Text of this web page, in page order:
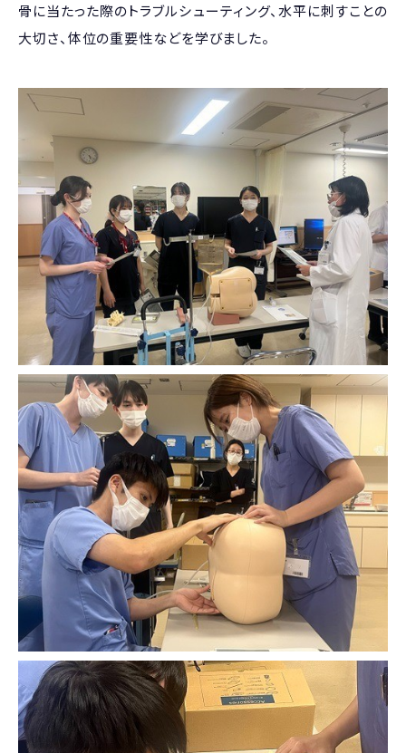
骨に当たった際のトラブルシューティング、水平に刺すことの
大切さ、体位の重要性などを学びました。